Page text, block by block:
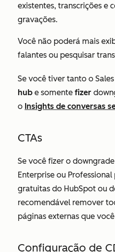
existentes, transcrições e
gravações.
Você não poderá mais
falantes ou pesquisar
Se você tiver tanto o
hub e somente fizer
o Insights de conversas
CTAs
Se você fizer o
Enterprise ou Professional
gratuitas do HubSpot ou
recomendável remover
páginas externas que
Configuração de